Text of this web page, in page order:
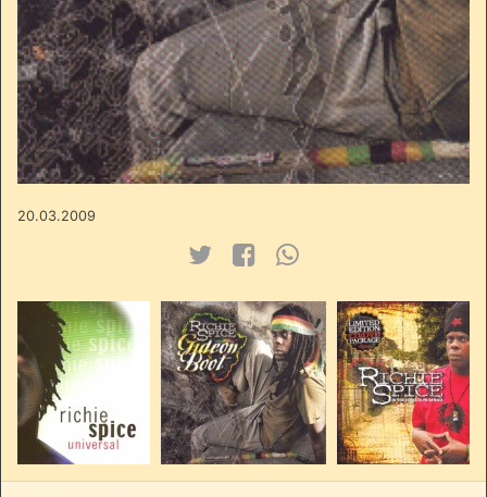
20.03.2009